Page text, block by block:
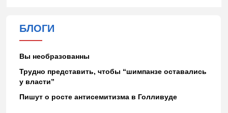
БЛОГИ
Вы необразованны
Трудно представить, чтобы “шимпанзе оставались
у власти”
Пишут о росте антисемитизма в Голливуде